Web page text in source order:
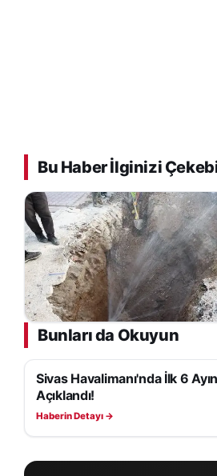
Bu Haber İlginizi
Bunları da Okuyun
SIVAS HABERLERI
Sivas Havalimanı'nda İlk 6
Açıklandı!
Haberin Detayı →